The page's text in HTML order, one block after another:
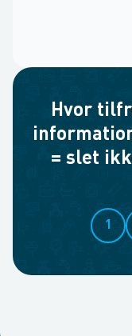
Hvor
= slet
1